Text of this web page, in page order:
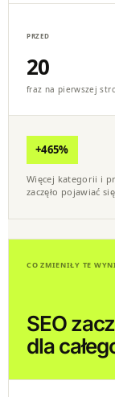
20
fraz na pierwszej
+465%
Więcej kategorii i
zaczęło pojawiać
CO ZMIENIŁY TE
SEO
dla